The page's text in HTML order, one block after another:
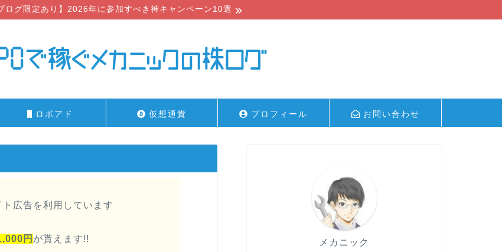
ログ限定あり】2026年に参加すべき神キャンペーン10選
ロボアド 仮想通貨 プロフィール お問い合わせ
広告を利用しています
円 が貰えます!! メカニック